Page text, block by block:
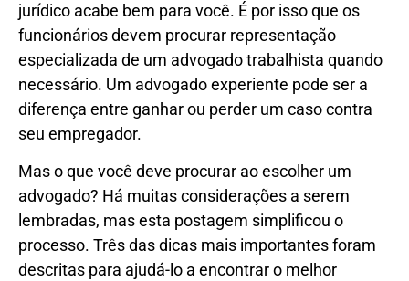
jurídico acabe bem para você. É por isso que os
funcionários devem procurar representação
especializada de um advogado trabalhista quando
necessário. Um advogado experiente pode ser a
diferença entre ganhar ou perder um caso contra
seu empregador.
Mas o que você deve procurar ao escolher um
advogado? Há muitas considerações a serem
lembradas, mas esta postagem simplificou o
processo. Três das dicas mais importantes foram
descritas para ajudá-lo a encontrar o melhor